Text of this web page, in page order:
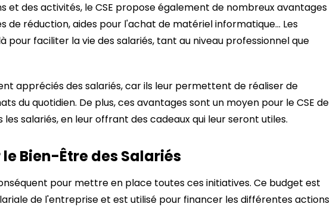
et des activités, le CSE propose également de nombreux avantages
de réduction, aides pour l'achat de matériel informatique... Les
pour faciliter la vie des salariés, tant au niveau professionnel que
appréciés des salariés, car ils leur permettent de réaliser de
du quotidien. De plus, ces avantages sont un moyen pour le CSE de
salariés, en leur offrant des cadeaux qui leur seront utiles.
le Bien-Être des Salariés
pour mettre en place toutes ces initiatives. Ce budget est
de l'entreprise et est utilisé pour financer les différentes actions